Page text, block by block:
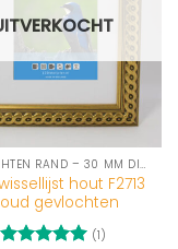
GEVLOCHTEN RAND – 30 MM DIKTE (F27-SERIE)
hout F2713
gevlochten
(1)